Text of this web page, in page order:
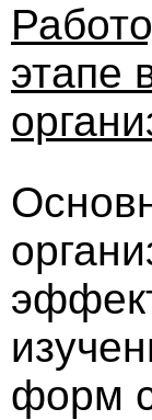
этапе
форм